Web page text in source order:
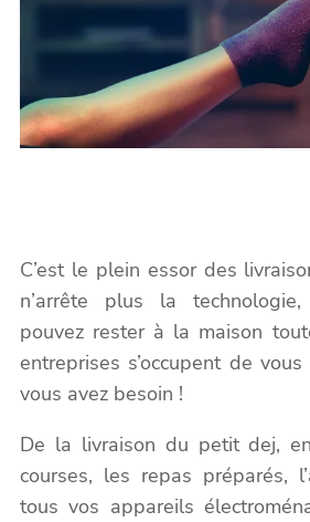
C’est le plein essor des
n’arrête plus la technologie,
pouvez rester à la maison
entreprises s’occupent de
vous avez besoin !
De la livraison du petit dej,
courses, les repas préparés,
tous vos appareils